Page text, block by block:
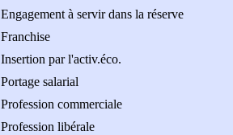
Engagement à servir dans la réserve
Franchise
Insertion par l'activ.éco.
Portage salarial
Profession commerciale
Profession libérale